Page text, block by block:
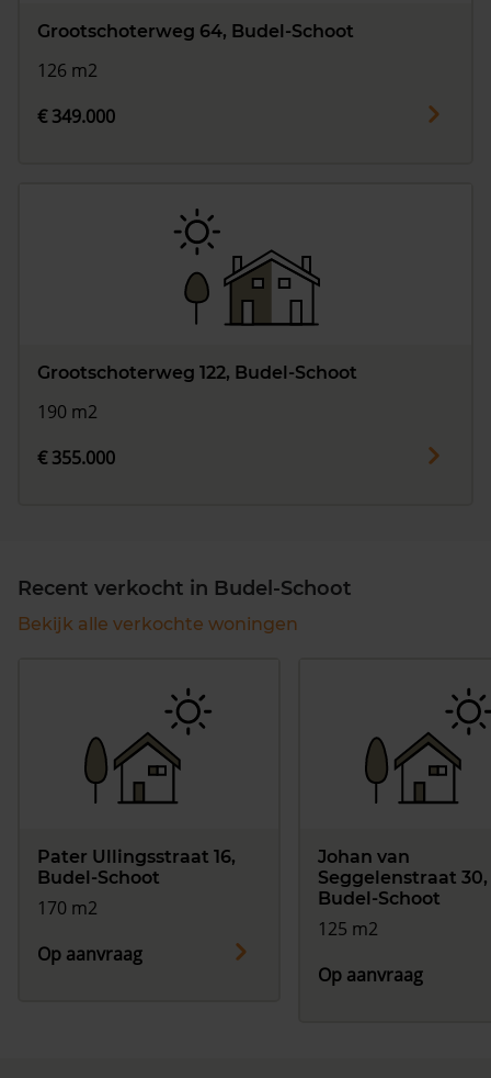
Grootschoterweg 64, Budel-Schoot
126 m2
€ 349.000
Grootschoterweg 122, Budel-Schoot
190 m2
€ 355.000
Recent verkocht in Budel-Schoot
Bekijk alle verkochte woningen
Pater Ullingsstraat 16,
Budel-Schoot
170 m2
Op aanvraag
Johan van
Seggelenstraat 30,
Budel-Schoot
125 m2
Op aanvraag